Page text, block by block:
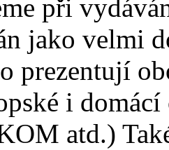
při
jako velmi
prezentují
i
atd.)